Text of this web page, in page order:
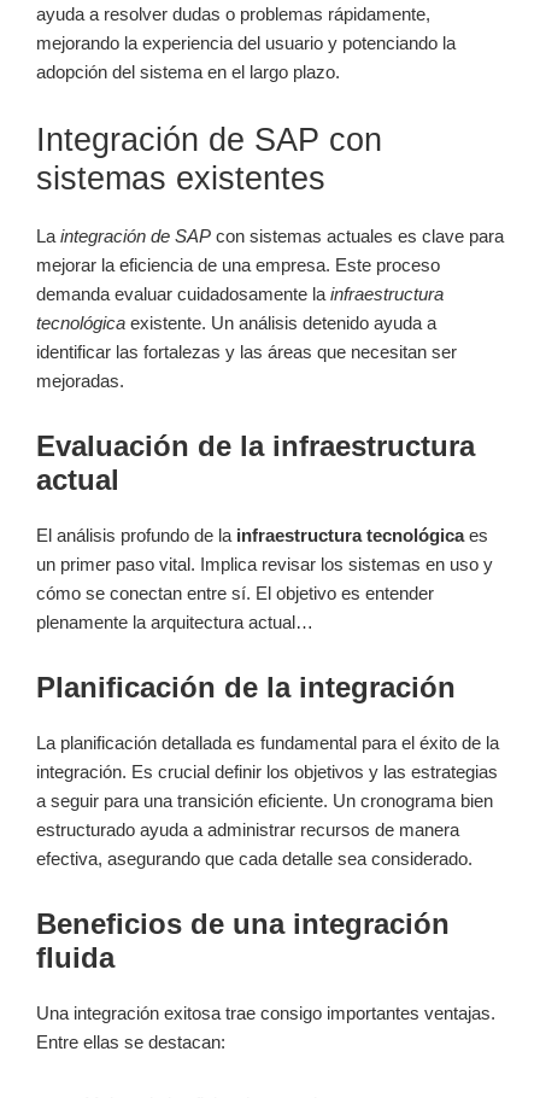
ayuda a resolver dudas o problemas rápidamente,
mejorando la experiencia del usuario y potenciando la
adopción del sistema en el largo plazo.
Integración de SAP con
sistemas existentes
La integración de SAP con sistemas actuales es clave para
mejorar la eficiencia de una empresa. Este proceso
demanda evaluar cuidadosamente la infraestructura
tecnológica existente. Un análisis detenido ayuda a
identificar las fortalezas y las áreas que necesitan ser
mejoradas.
Evaluación de la infraestructura
actual
El análisis profundo de la infraestructura tecnológicaes
un primer paso vital. Implica revisar los sistemas en uso y
cómo se conectan entre sí. El objetivo es entender
plenamente la arquitectura actual…
Planificación de la integración
La planificación detallada es fundamental para el éxito de la
integración. Es crucial definir los objetivos y las estrategias
a seguir para una transición eficiente. Un cronograma bien
estructurado ayuda a administrar recursos de manera
efectiva, asegurando que cada detalle sea considerado.
Beneficios de una integración
fluida
Una integración exitosa trae consigo importantes ventajas.
Entre ellas se destacan: